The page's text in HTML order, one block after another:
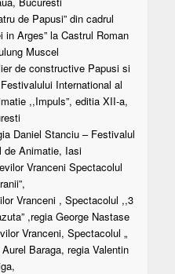
de Papusi” din cadrul
Arges” la Castrul Roman
Muscel
de constructive Papusi si
International al
,,Impuls”, editia XII-a,
Daniel Stanciu – Festivalul
de Animatie, Iasi
Vranceni Spectacolul
Vranceni , Spectacolul ,,3
,regia George Nastase
Vranceni, Spectacolul „
Baraga, regia Valentin